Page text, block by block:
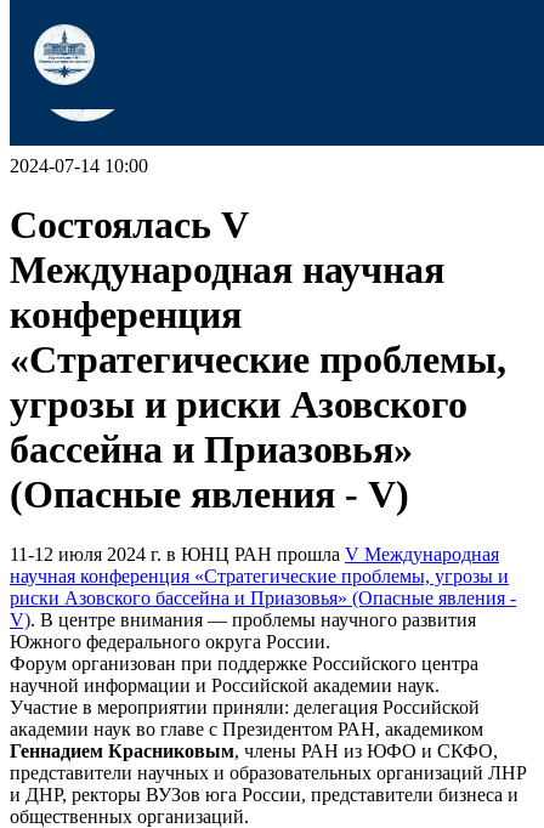
2024-07-14 10:00
Состоялась V
Международная научная
конференция
«Стратегические проблемы,
угрозы и риски Азовского
бассейна и Приазовья»
(Опасные явления - V)
11-12 июля 2024 г. в ЮНЦ РАН прошла V Международная
научная конференция «Стратегические проблемы, угрозы и
риски Азовского бассейна и Приазовья» (Опасные явления -
V). В центре внимания — проблемы научного развития
Южного федерального округа России.
Форум организован при поддержке Российского центра
научной информации и Российской академии наук.
Участие в мероприятии приняли: делегация Российской
академии наук во главе с Президентом РАН, академиком
Геннадием Красниковым, члены РАН из ЮФО и СКФО,
представители научных и образовательных организаций ЛНР
и ДНР, ректоры ВУЗов юга России, представители бизнеса и
общественных организаций.